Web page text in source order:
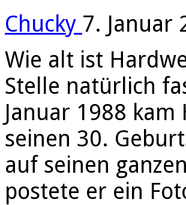
Chucky 7. Januar
Wie alt ist
Stelle natürlich
Januar 1988
seinen 30.
auf seinen
postete er ein